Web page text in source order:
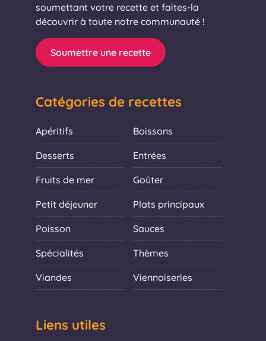
soumettant votre recette et faites-la
découvrir à toute notre communauté !
Soumettre une recette
Catégories de recettes
Apéritifs Boissons
Desserts Entrées
Fruits de mer Goûter
Petit déjeuner Plats principaux
Poisson Sauces
Spécialités Thèmes
Viandes Viennoiseries
Liens utiles